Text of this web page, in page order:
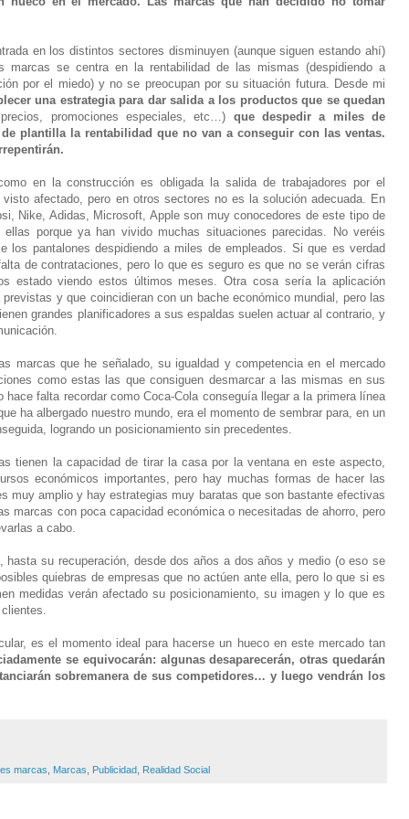
en los distintos sectores disminuyen (aunque siguen estando ahí)
marcas se centra en la rentabilidad de las mismas (despidiendo a
por el miedo) y no se preocupan por su situación futura. Desde mi
una estrategia para dar salida a los productos que se quedan
promociones especiales, etc…) que despedir a miles de
plantilla la rentabilidad que no van a conseguir con las ventas.
en la construcción es obligada la salida de trabajadores por el
afectado, pero en otros sectores no es la solución adecuada. En
Nike, Adidas, Microsoft, Apple son muy conocedores de este tipo de
porque ya han vivido muchas situaciones parecidas. No veréis
los pantalones despidiendo a miles de empleados. Si que es verdad
de contrataciones, pero lo que es seguro es que no se verán cifras
estado viendo estos últimos meses. Otra cosa sería la aplicación
y que coincidieran con un bache económico mundial, pero las
grandes planificadores a sus espaldas suelen actuar al contrario, y
marcas que he señalado, su igualdad y competencia en el mercado
como estas las que consiguen desmarcar a las mismas en sus
hace falta recordar como Coca-Cola conseguía llegar a la primera línea
ha albergado nuestro mundo, era el momento de sembrar para, en un
logrando un posicionamiento sin precedentes.
tienen la capacidad de tirar la casa por la ventana en este aspecto,
económicos importantes, pero hay muchas formas de hacer las
muy amplio y hay estrategias muy baratas que son bastante efectivas
marcas con poca capacidad económica o necesitadas de ahorro, pero
a cabo.
su recuperación, desde dos años a dos años y medio (o eso se
quiebras de empresas que no actúen ante ella, pero lo que si es
medidas verán afectado su posicionamiento, su imagen y lo que es
es el momento ideal para hacerse un hueco en este mercado tan
se equivocarán: algunas desaparecerán, otras quedarán
sobremanera de sus competidores… y luego vendrán los
marcas Marcas Publicidad Realidad Social